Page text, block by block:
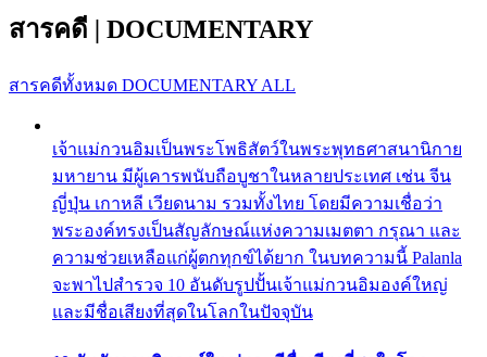
สารคดี | DOCUMENTARY
สารคดีทั้งหมด DOCUMENTARY ALL
เจ้าแม่กวนอิมเป็นพระโพธิสัตว์ในพระพุทธศาสนานิกาย
มหายาน มีผู้เคารพนับถือบูชาในหลายประเทศ เช่น จีน
ญี่ปุ่น เกาหลี เวียดนาม รวมทั้งไทย โดยมีความเชื่อว่า
พระองค์ทรงเป็นสัญลักษณ์แห่งความเมตตา กรุณา และ
ความช่วยเหลือแก่ผู้ตกทุกข์ได้ยาก ในบทความนี้ Palanla
จะพาไปสำรวจ 10 อันดับรูปปั้นเจ้าแม่กวนอิมองค์ใหญ่
และมีชื่อเสียงที่สุดในโลกในปัจจุบัน